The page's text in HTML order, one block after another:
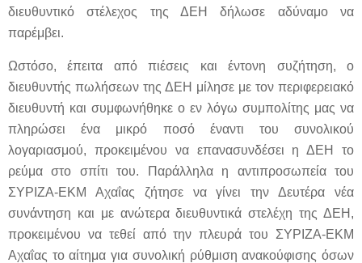
διευθυντικό στέλεχος της ΔΕΗ δήλωσε αδύναμο να
παρέμβει.
Ωστόσο, έπειτα από πιέσεις και έντονη συζήτηση, ο
διευθυντής πωλήσεων της ΔΕΗ μίλησε με τον περιφερειακό
διευθυντή και συμφωνήθηκε ο εν λόγω συμπολίτης μας να
πληρώσει ένα μικρό ποσό έναντι του συνολικού
λογαριασμού, προκειμένου να επανασυνδέσει η ΔΕΗ το
ρεύμα στο σπίτι του. Παράλληλα η αντιπροσωπεία του
ΣΥΡΙΖΑ-ΕΚΜ Αχαΐας ζήτησε να γίνει την Δευτέρα νέα
συνάντηση και με ανώτερα διευθυντικά στελέχη της ΔΕΗ,
προκειμένου να τεθεί από την πλευρά του ΣΥΡΙΖΑ-ΕΚΜ
Αχαΐας το αίτημα για συνολική ρύθμιση ανακούφισης όσων